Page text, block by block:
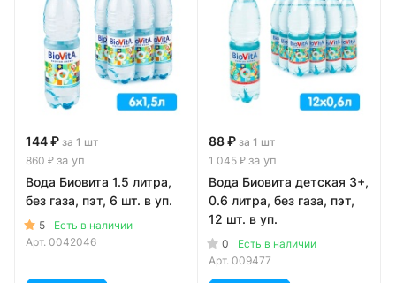
144 ₽ за 1 шт
860 ₽ за уп
Вода Биовита 1.5 литра,
без газа, пэт, 6 шт. в уп.
5
Есть в наличии
Арт. 0042046
88 ₽ за 1 шт
1 045 ₽ за уп
Вода Биовита детская 3+,
0.6 литра, без газа, пэт,
12 шт. в уп.
0
Есть в наличии
Арт. 009477